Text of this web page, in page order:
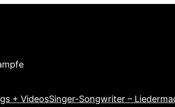
+ VideosSinger-Songwriter –